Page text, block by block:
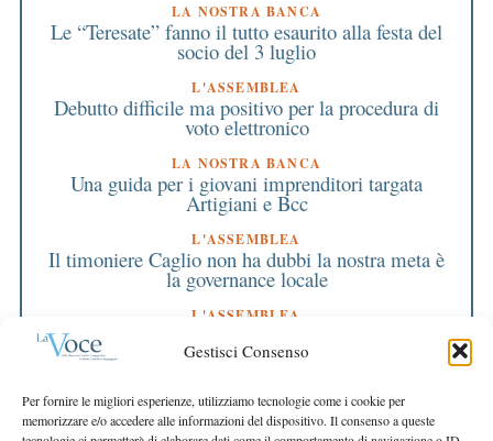
Gestisci Consenso
Per fornire le migliori esperienze, utilizziamo tecnologie come i cookie per
memorizzare e/o accedere alle informazioni del dispositivo. Il consenso a queste
LA NOSTRA BANCA
Le “Teresate” fanno il tutto esaurito alla festa del
socio del 3 luglio
L'ASSEMBLEA
Debutto difficile ma positivo per la procedura di
voto elettronico
LA NOSTRA BANCA
Una guida per i giovani imprenditori targata
Artigiani e Bcc
L'ASSEMBLEA
Il timoniere Caglio non ha dubbi la nostra meta è
la governance locale
L'ASSEMBLEA
Bilancio ’03: lodi dalla Federazione e sostegno
compatto dai Soci
Finanza: regole e tutela